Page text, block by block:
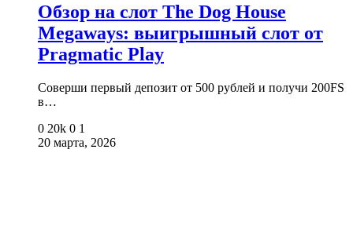
Обзор на слот The Dog House
Megaways: выигрышный слот от
Pragmatic Play
Соверши первый депозит от 500 рублей и получи 200FS
в…
0 20k 0 1
20 марта, 2026